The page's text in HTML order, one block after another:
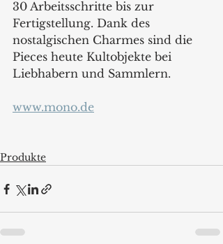
30 Arbeitsschritte bis zur
Fertigstellung. Dank des
nostalgischen Charmes sind die
Pieces heute Kultobjekte bei
Liebhabern und Sammlern.
www.mono.de
Produkte